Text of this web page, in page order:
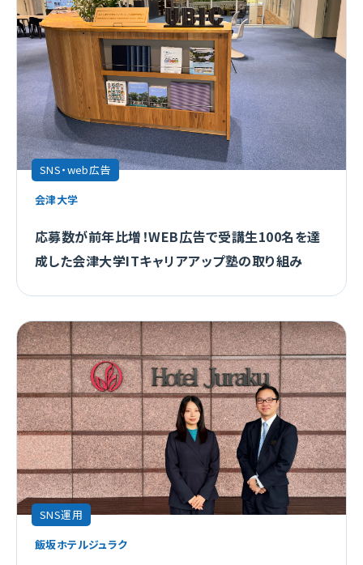
SNS・web広告
会津大学
応募数が前年比増！WEB広告で受講生100名を達
成した会津大学ITキャリアアップ塾の取り組み
SNS運用
飯坂ホテルジュラク